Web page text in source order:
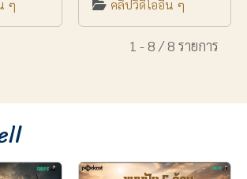
ๆ คลิปวิดีโออื่น ๆ
1 - 8 / 8 รายการ